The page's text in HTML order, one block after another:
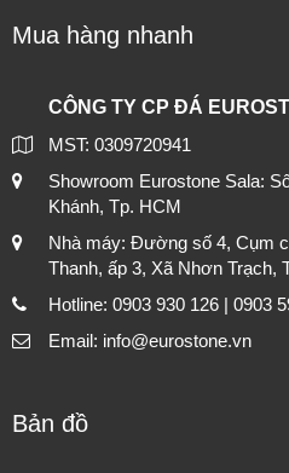
Mua hàng nhanh
CÔNG TY CP ĐÁ
MST: 0309720941
Showroom Eurostone Sala:
Khánh, Tp. HCM
Nhà máy: Đường số 4, Cụm
Thanh, ấp 3, Xã Nhơn Trạch,
Hotline: 0903 930 126 | 0903
Email: info@eurostone.vn
Bản đồ